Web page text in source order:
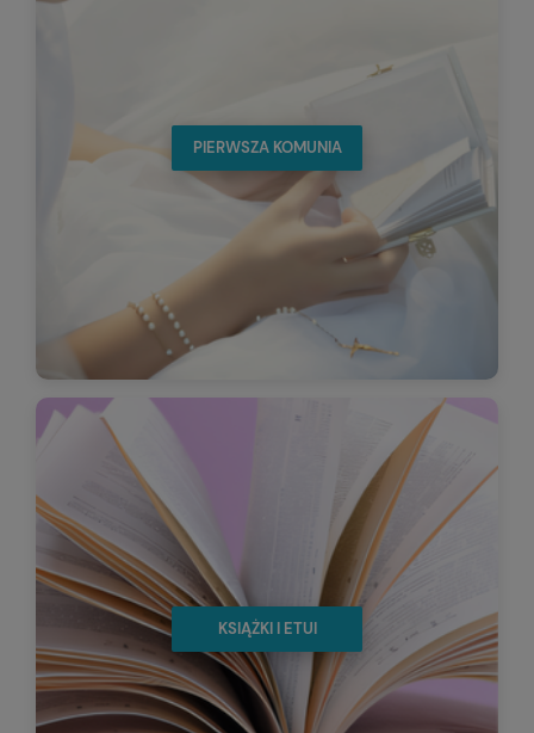
PIERWSZA KOMUNIA
KSIĄŻKI I ETUI